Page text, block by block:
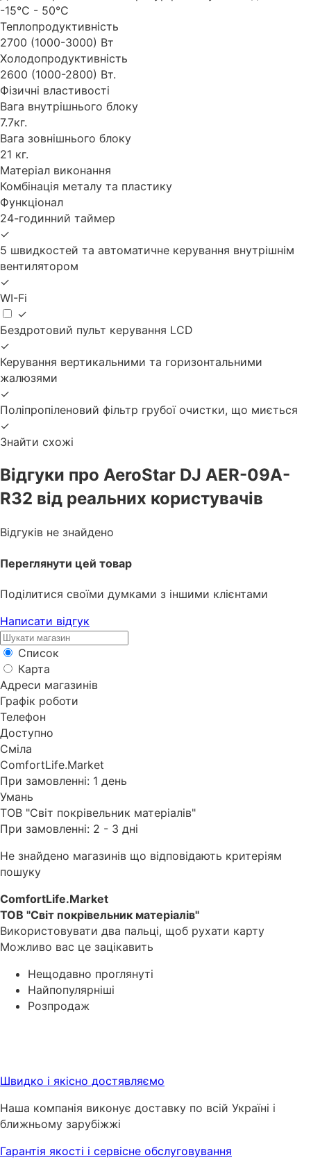
-15°С - 50°С
Теплопродуктивність
2700 (1000-3000) Вт
Холодопродуктивність
2600 (1000-2800) Вт.
Фізичні властивості
Вага внутрішнього блоку
7.7кг.
Вага зовнішнього блоку
21 кг.
Матеріал виконання
Комбінація металу та пластику
Функціонал
24-годинний таймер
✓
5 швидкостей та автоматичне керування внутрішнім
вентилятором
✓
WI-Fi
✓
Бездротовий пульт керування LCD
✓
Керування вертикальними та горизонтальними
жалюзями
✓
Поліпропіленовий фільтр грубої очистки, що миється
✓
Знайти схожі
Відгуки про AeroStar DJ AER-09A-
R32 від реальних користувачів
Відгуків не знайдено
Переглянути цей товар
Поділитися своїми думками з іншими клієнтами
Написати відгук
Список
Карта
Адреси магазинів
Графік роботи
Телефон
Доступно
Сміла
ComfortLife.Market
При замовленні: 1 день
Умань
ТОВ "Світ покрівельник матеріалів"
При замовленні: 2 - 3 дні
Не знайдено магазинів що відповідають критеріям
пошуку
ComfortLife.Market
ТОВ "Світ покрівельник матеріалів"
Використовувати два пальці, щоб рухати карту
Можливо вас це зацікавить
Нещодавно проглянуті
Найпопулярніші
Розпродаж
Швидко і якісно достявляємо
Наша компанія виконує доставку по всій Україні і
ближньому зарубіжжі
Гарантія якості і сервісне обслуговування